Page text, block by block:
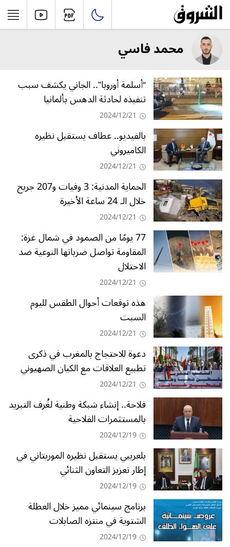
محمد فاسي
“أسلمة أوروبا”.. الجاني يكشف سبب
تنفيذه لحادثة الدهس بألمانيا
2024/12/21
بالفيديو.. عطاف يستقبل نظيره
الكاميروني
2024/12/21
الحماية المدنية: 3 وفيات و207 جريح
خلال الـ 24 ساعة الأخيرة
2024/12/21
77 يومًا من الصمود في شمال غزة:
المقاومة تواصل ضرباتها النوعية ضد
الاحتلال
2024/12/21
هذه توقعات أحوال الطقس لليوم
السبت
2024/12/21
دعوة للاحتجاج بالمغرب في ذكرى
تطبيع العلاقات مع الكيان الصهيوني
2024/12/21
فلاحة.. إنشاء شبكة وطنية لغُرف التبريد
بالمستثمرات الفلاحية
2024/12/19
بلعريبي يستقبل نظيره الموريتاني في
إطار تعزيز التعاون الثنائي
2024/12/19
برنامج سينمائي مميز خلال العطلة
الشتوية في منتزه الصابلات
2024/12/19